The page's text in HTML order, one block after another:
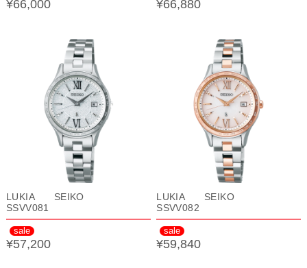
¥66,000 ¥66,880
LUKIA SEIKO
SSVV081
sale
¥57,200
LUKIA SEIKO
SSVV082
sale
¥59,840